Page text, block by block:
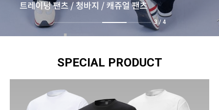
4 / 4
SPECIAL PRODUCT